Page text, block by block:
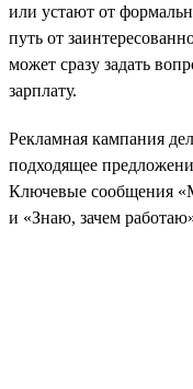
или устают от
путь от
может сразу задать
зарплату.
Рекламная кампания
подходящее
Ключевые сообщения
и «Знаю, зачем